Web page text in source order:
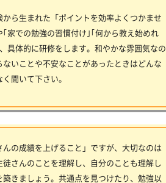
から生まれた「ポイントを効率よくつかませ
｢家での勉強の習慣付け｣｢何から教え始めれ
具体的に研修をします。和やかな雰囲気なの
ないことや不安なことがあったときはどんな
聞いて下さい。
んの成績を上げること」ですが、大切なのは
徒さんのことを理解し、自分のことも理解し
築きましょう。共通点を見つけたり、勉強以